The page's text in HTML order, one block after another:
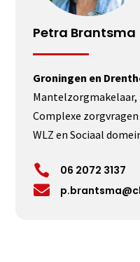
Petra Brantsma
Groningen en
Mantelzorgmakelaar,
Complexe zorgvragen
WLZ en Sociaal
 06 2072 3137
